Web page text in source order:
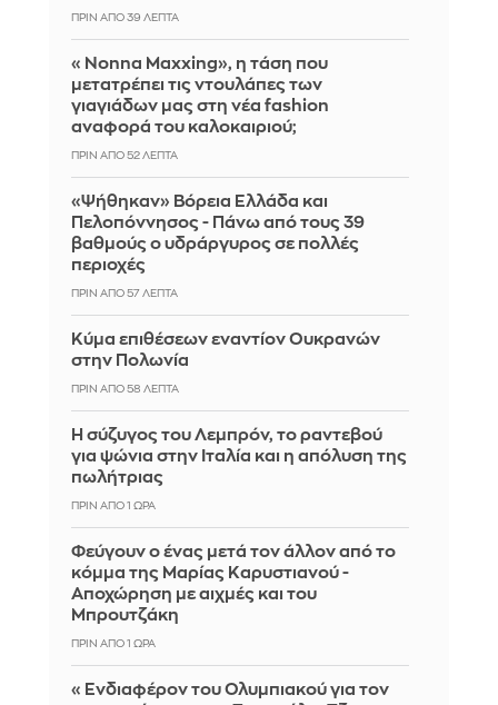
ΠΡΙΝ ΑΠΌ 39 ΛΕΠΤΆ
«Nonna Maxxing», η τάση που
μετατρέπει τις ντουλάπες των
γιαγιάδων μας στη νέα fashion
αναφορά του καλοκαιριού;
ΠΡΙΝ ΑΠΌ 52 ΛΕΠΤΆ
«Ψήθηκαν» Βόρεια Ελλάδα και
Πελοπόννησος - Πάνω από τους 39
βαθμούς ο υδράργυρος σε πολλές
περιοχές
ΠΡΙΝ ΑΠΌ 57 ΛΕΠΤΆ
Κύμα επιθέσεων εναντίον Ουκρανών
στην Πολωνία
ΠΡΙΝ ΑΠΌ 58 ΛΕΠΤΆ
Η σύζυγος του Λεμπρόν, το ραντεβού
για ψώνια στην Ιταλία και η απόλυση της
πωλήτριας
ΠΡΙΝ ΑΠΌ 1 ΏΡΑ
Φεύγουν ο ένας μετά τον άλλον από το
κόμμα της Μαρίας Καρυστιανού -
Αποχώρηση με αιχμές και του
Μπρουτζάκη
ΠΡΙΝ ΑΠΌ 1 ΏΡΑ
«Ενδιαφέρον του Ολυμπιακού για τον